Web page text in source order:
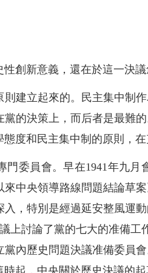
創新意義，還在於這一決
建立起來的。民主集中制
的決策上，而后者是最難
度和民主集中制的原則，
門委員會。早在1941年九
中央領導路線問題結論草
，特別是經過延安整風運
上討論了黨的七大的准備
內歷史問題決議准備委員
起，中央關於歷史決議的起